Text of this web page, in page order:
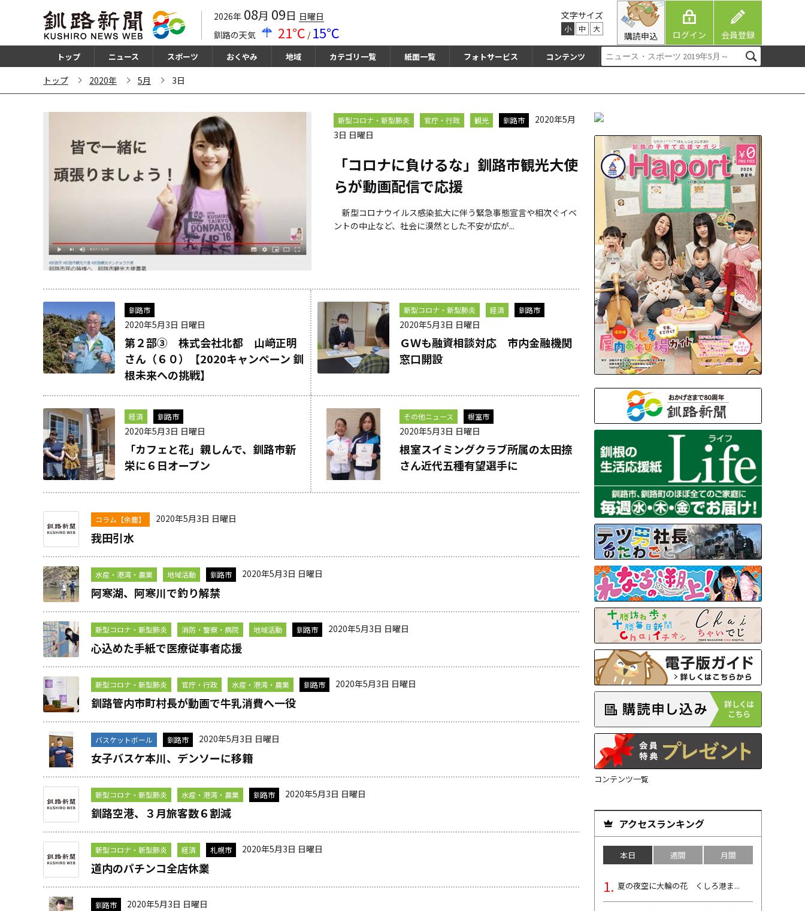
2026年 08月 09日 日曜日
釧路の天気
21℃ / 15℃
文字サイズ
小 中 大
購読申込 ログイン 会員登録
トップ ニュース スポーツ おくやみ 地域 カテゴリ一覧 紙面一覧 フォトサービス コンテンツ
トップ 2020年 5月 3日
新型コロナ・新型肺炎 官庁・行政 観光 釧路市
2020年5月
3日 日曜日
「コロナに負けるな」釧路市観光大使
らが動画配信で応援
新型コロナウイルス感染拡大に伴う緊急事態宣言や相次ぐイベ
ントの中止など、社会に漠然とした不安が広が...
釧路市
2020年5月3日 日曜日
第２部③ 株式会社北都 山﨑正明
さん（６０）【2020キャンペーン 釧
根未来への挑戦】
新型コロナ・新型肺炎 経済 釧路市
2020年5月3日 日曜日
ＧＷも融資相談対応 市内金融機関
窓口開設
経済 釧路市
2020年5月3日 日曜日
「カフェと花」親しんで、釧路市新
栄に６日オープン
その他ニュース 根室市
2020年5月3日 日曜日
根室スイミングクラブ所属の太田捺
さん近代五種有望選手に
コラム【余塵】 2020年5月3日 日曜日
我田引水
水産・港湾・農業 地域活動 釧路市 2020年5月3日 日曜日
阿寒湖、阿寒川で釣り解禁
新型コロナ・新型肺炎 消防・警察・病院 地域活動 釧路市 2020年5月3日 日曜日
心込めた手紙で医療従事者応援
新型コロナ・新型肺炎 官庁・行政 水産・港湾・農業 釧路市 2020年5月3日 日曜日
釧路管内市町村長が動画で牛乳消費へ一役
バスケットボール 釧路市 2020年5月3日 日曜日
女子バスケ本川、デンソーに移籍
新型コロナ・新型肺炎 水産・港湾・農業 釧路市 2020年5月3日 日曜日
釧路空港、３月旅客数６割減
新型コロナ・新型肺炎 経済 札幌市 2020年5月3日 日曜日
道内のパチンコ全店休業
釧路市 2020年5月3日 日曜日
コンテンツ一覧
アクセスランキング
本日 週間 月間
夏の夜空に大輪の花 くしろ港ま...